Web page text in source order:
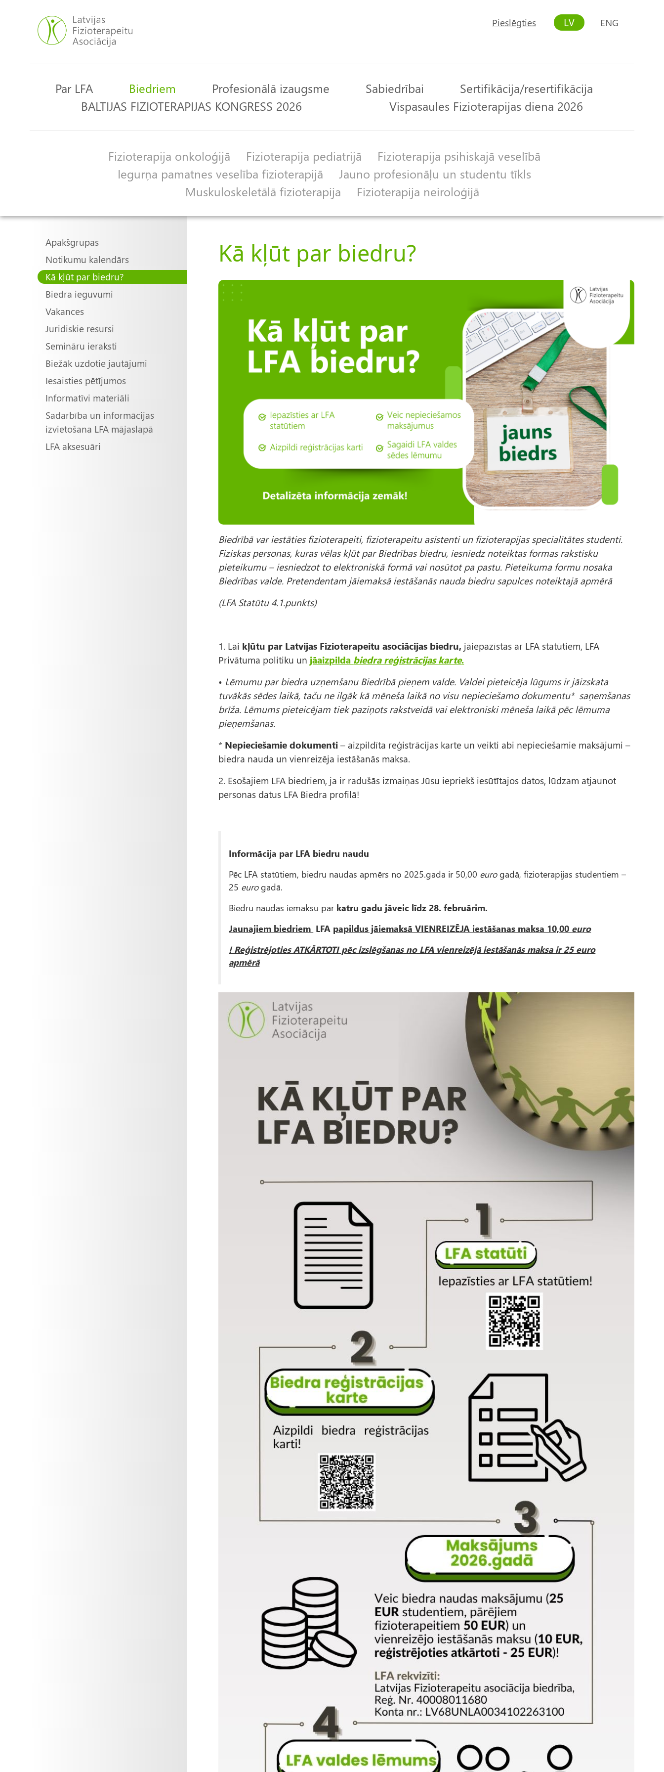
User
account
menu
Pieslēgties LV ENG
Main
Par LFA Biedriem Profesionālā izaugsme Sabiedrībai
Sertifikācija/resertifikācija
BALTIJAS FIZIOTERAPIJAS KONGRESS 2026
Vispasaules Fizioterapijas diena 2026
ApakšgrupasFizioterapija onkoloģijā Fizioterapija pediatrijā
Fizioterapija psihiskajā veselībā
Iegurņa pamatnes veselība fizioterapijā
Jauno profesionāļu un studentu tīkls
Muskuloskeletālā fizioterapija
Fizioterapija neiroloģijā
Main
navigation
Apakšgrupas
Notikumu kalendārs
Kā kļūt par biedru?
Biedra ieguvumi
Vakances
Juridiskie resursi
Semināru ieraksti
Biežāk uzdotie jautājumi
Iesaisties pētījumos
Informatīvi materiāli
Sadarbība un informācijas
izvietošana LFA mājaslapā
LFA aksesuāri
Kā kļūt par biedru?
Biedrībā var iestāties fizioterapeiti, fizioterapeitu asistenti un fizioterapijas specialitātes studenti.
Fiziskas personas, kuras vēlas kļūt par Biedrības biedru, iesniedz noteiktas formas rakstisku
pieteikumu – iesniedzot to elektroniskā formā vai nosūtot pa pastu. Pieteikuma formu nosaka
Biedrības valde. Pretendentam jāiemaksā iestāšanās nauda biedru sapulces noteiktajā apmērā
(LFA Statūtu 4.1.punkts)
1. Lai kļūtu par Latvijas Fizioterapeitu asociācijas biedru, jāiepazīstas ar LFA statūtiem, LFA
Privātuma politiku un jāaizpilda biedra reģistrācijas karte.
• Lēmumu par biedra uzņemšanu Biedrībā pieņem valde. Valdei pieteicēja lūgums ir jāizskata
tuvākās sēdes laikā, taču ne ilgāk kā mēneša laikā no visu nepieciešamo dokumentu* saņemšanas
brīža. Lēmums pieteicējam tiek paziņots rakstveidā vai elektroniski mēneša laikā pēc lēmuma
pieņemšanas.
* Nepieciešamie dokumenti – aizpildīta reģistrācijas karte un veikti abi nepieciešamie maksājumi –
biedra nauda un vienreizēja iestāšanās maksa.
2. Esošajiem LFA biedriem, ja ir radušās izmaiņas Jūsu iepriekš iesūtītajos datos, lūdzam atjaunot
personas datus LFA Biedra profilā!
Informācija par LFA biedru naudu
Pēc LFA statūtiem, biedru naudas apmērs no 2025.gada ir 50,00 eurogadā, fizioterapijas studentiem –
25 eurogadā.
Biedru naudas iemaksu par katru gadu jāveic līdz 28. februārim.
Jaunajiem biedriem LFA papildus jāiemaksā VIENREIZĒJA iestāšanas maksa 10,00 euro
! Reģistrējoties ATKĀRTOTI pēc izslēgšanas no LFA vienreizējā iestāšanās maksa ir 25 euro
apmērā